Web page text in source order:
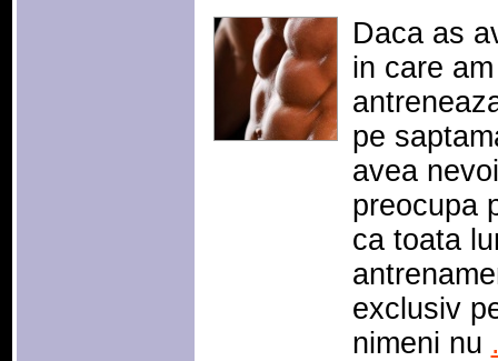
Daca as
in care
pe
avea
preocupa
ca toata
exclusiv
nimeni nu